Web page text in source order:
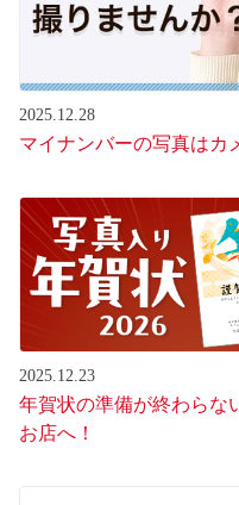
2025.12.28
マイナンバーの写真はカ
2025.12.23
年賀状の準備が終わらな
お店へ！